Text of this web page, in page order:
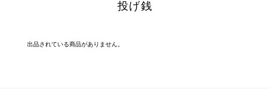
投げ銭
出品されている商品がありません。